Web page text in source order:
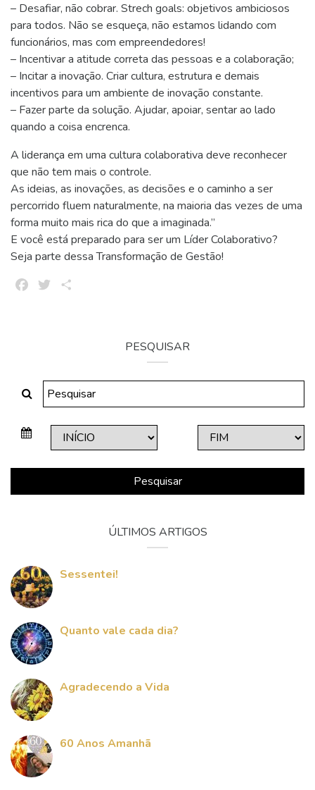
– Desafiar, não cobrar. Strech goals: objetivos ambiciosos
para todos. Não se esqueça, não estamos lidando com
funcionários, mas com empreendedores!
– Incentivar a atitude correta das pessoas e a colaboração;
– Incitar a inovação. Criar cultura, estrutura e demais
incentivos para um ambiente de inovação constante.
– Fazer parte da solução. Ajudar, apoiar, sentar ao lado
quando a coisa encrenca.
A liderança em uma cultura colaborativa deve reconhecer
que não tem mais o controle.
As ideias, as inovações, as decisões e o caminho a ser
percorrido fluem naturalmente, na maioria das vezes de uma
forma muito mais rica do que a imaginada.”
E você está preparado para ser um Líder Colaborativo?
Seja parte dessa Transformação de Gestão!
FacebookTwitter
PESQUISAR
Pesquisar
ÚLTIMOS ARTIGOS
Sessentei!
Quanto vale cada dia?
Agradecendo a Vida
60 Anos Amanhã